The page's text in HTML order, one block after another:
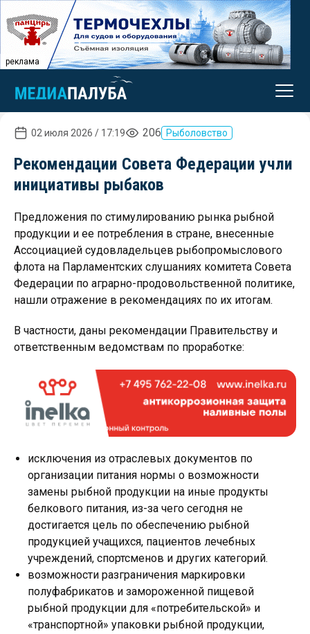
реклама
02 июля 2026 / 17:19 206 Рыболовство
Рекомендации Совета Федерации учли
инициативы рыбаков
Предложения по стимулированию рынка рыбной
продукции и ее потребления в стране, внесенные
Ассоциацией судовладельцев рыбопромыслового
флота на Парламентских слушаниях комитета Совета
Федерации по аграрно-продовольственной политике,
нашли отражение в рекомендациях по их итогам.
В частности, даны рекомендации Правительству и
ответственным ведомствам по проработке:
исключения из отраслевых документов по
организации питания нормы о возможности
замены рыбной продукции на иные продукты
белкового питания, из-за чего сегодня не
достигается цель по обеспечению рыбной
продукцией учащихся, пациентов лечебных
учреждений, спортсменов и других категорий.
возможности разграничения маркировки
полуфабрикатов и замороженной пищевой
рыбной продукции для «потребительской» и
«транспортной» упаковки рыбной продукции,